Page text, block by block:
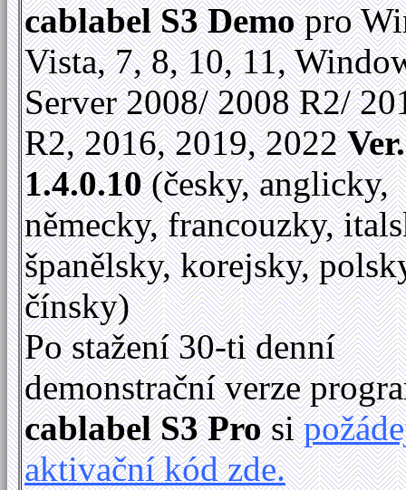
cablabel S3 Demopro
Vista, 7, 8, 10, 11,
Server 2008/ 2008 R2/
R2, 2016, 2019, 2022Ver.
1.4.0.10(česky, anglicky,
německy, francouzky,
španělsky, korejsky,
čínsky)
Po stažení 30-ti denní
demonstrační verze
cablabel S3 Prosi
aktivační kód zde.